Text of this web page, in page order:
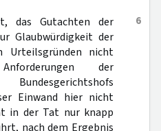
6
das Gutachten der
Glaubwürdigkeit der
Urteilsgründen nicht
der
Einwand hier nicht
in der Tat nur knapp
nach dem Ergebnis